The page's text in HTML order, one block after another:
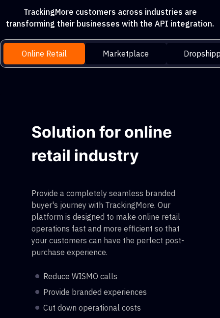
TrackingMore customers across industries are
transforming their businesses with the API integration.
Online Retail Marketplace
Solution for online
retail industry
Provide a completely seamless branded
buyer's journey with TrackingMore. Our
platform is designed to make online retail
operations fast and more efficient so that
your customers can have the perfect post-
purchase experience.
Reduce WISMO calls
Provide branded experiences
Cut down operational costs